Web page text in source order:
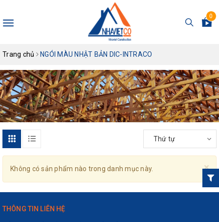
Toggle
0
Trang chủ NGÓI MÀU NHẬT BẢN DIC-INTRACO
Thứ tự
×
Không có sản phẩm nào trong danh mục này.
THÔNG TIN LIÊN HỆ